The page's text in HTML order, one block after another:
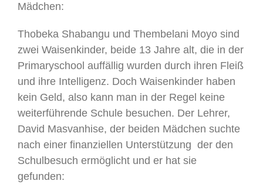
Mädchen:
Thobeka Shabangu und Thembelani Moyo sind
zwei Waisenkinder, beide 13 Jahre alt, die in der
Primaryschool auffällig wurden durch ihren Fleiß
und ihre Intelligenz. Doch Waisenkinder haben
kein Geld, also kann man in der Regel keine
weiterführende Schule besuchen. Der Lehrer,
David Masvanhise, der beiden Mädchen suchte
nach einer finanziellen Unterstützung der den
Schulbesuch ermöglicht und er hat sie
gefunden: